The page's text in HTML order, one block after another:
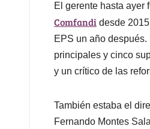
El gerente hasta ayer
Comfandi desde
EPS un año
principales y cinco
y un crítico de las
También estaba el
Fernando Montes